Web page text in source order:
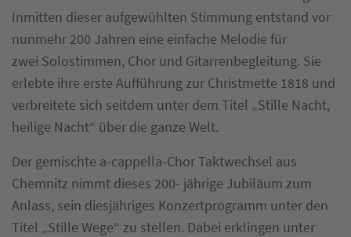
Inmitten dieser aufgewühlten Stimmung entstand vor
nunmehr 200 Jahren eine einfache Melodie für
zwei Solostimmen, Chor und Gitarrenbegleitung. Sie
erlebte ihre erste Aufführung zur Christmette 1818 und
verbreitete sich seitdem unter dem Titel „Stille Nacht,
heilige Nacht“ über die ganze Welt.
Der gemischte a-cappella-Chor Taktwechsel aus
Chemnitz nimmt dieses 200- jährige Jubiläum zum
Anlass, sein diesjähriges Konzertprogramm unter den
Titel „Stille Wege“ zu stellen. Dabei erklingen unter